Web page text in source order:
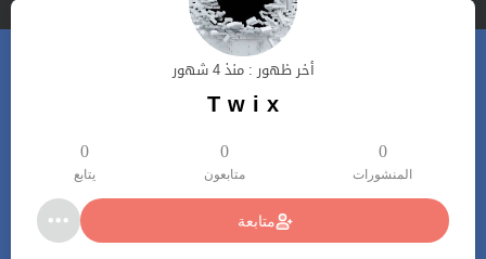
أخر ظهور : منذ 4 شهور
T w i x
0
المنشورات
0
متابعون
0
يتابع
متابعة